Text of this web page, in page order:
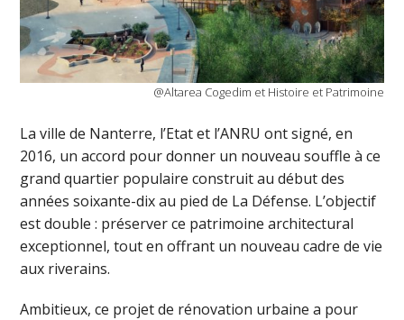
@Altarea Cogedim et Histoire et Patrimoine
La ville de Nanterre, l’Etat et l’ANRU ont signé, en
2016, un accord pour donner un nouveau souffle à ce
grand quartier populaire construit au début des
années soixante-dix au pied de La Défense. L’objectif
est double : préserver ce patrimoine architectural
exceptionnel, tout en offrant un nouveau cadre de vie
aux riverains.
Ambitieux, ce projet de rénovation urbaine a pour